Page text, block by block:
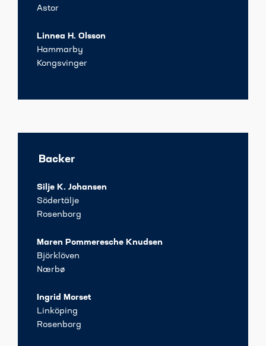
Astor
Linnea H. Olsson
Hammarby
Kongsvinger
Backer
Silje K. Johansen
Södertälje
Rosenborg
Maren Pommeresche Knudsen
Björklöven
Nærbø
Ingrid Morset
Linköping
Rosenborg